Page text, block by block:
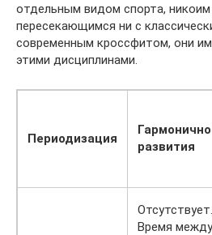
отдельным видом спорта,
пересекающимся ни с
современным кроссфитом, они
этими дисциплинами.
Периодизация
развития
Отсутствует.
Время между